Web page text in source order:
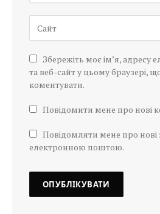
Збережіть моє ім’я, адресу
та веб-сайт у цьому браузері,
коментувати.
Повідомити мене про нові
Повідомляти мене про нові
електронною поштою.